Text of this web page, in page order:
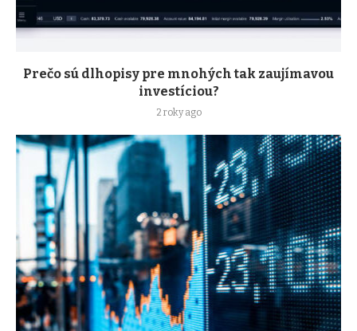
Prečo sú dlhopisy pre mnohých tak zaujímavou
investíciou?
2 roky ago